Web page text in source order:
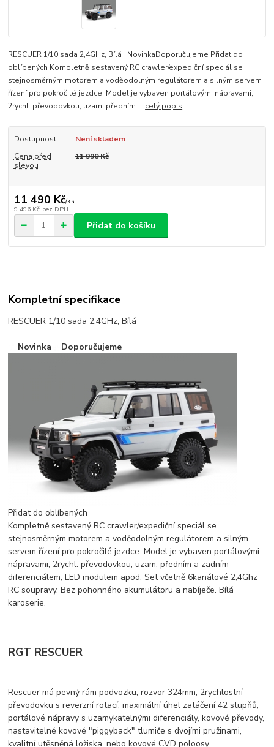
RESCUER 1/10 sada 2,4GHz, Bílá NovinkaDoporučujeme Přidat do
oblíbených Kompletně sestavený RC crawler/expediční speciál se
stejnosměrným motorem a voděodolným regulátorem a silným servem
řízení pro pokročilé jezdce. Model je vybaven portálovými nápravami,
2rychl. převodovkou, uzam. předním ... celý popis
Dostupnost
Není skladem
Cena před
slevou
11 990 Kč
11 490 Kč/ks
9 496 Kč bez DPH
Přidat do košíku
Kompletní specifikace
RESCUER 1/10 sada 2,4GHz, Bílá
Novinka Doporučujeme
Přidat do oblíbených
Kompletně sestavený RC crawler/expediční speciál se
stejnosměrným motorem a voděodolným regulátorem a silným
servem řízení pro pokročilé jezdce. Model je vybaven portálovými
nápravami, 2rychl. převodovkou, uzam. předním a zadním
diferenciálem, LED modulem apod. Set včetně 6kanálové 2,4Ghz
RC soupravy. Bez pohonného akumulátoru a nabíječe. Bílá
karoserie.
RGT RESCUER
Rescuer má pevný rám podvozku, rozvor 324mm, 2rychlostní
převodovku s reverzní rotací, maximální úhel zatáčení 42 stupňů,
portálové nápravy s uzamykatelnými diferenciály, kovové převody,
nastavitelné kovové "piggyback" tlumiče s dvojími pružinami,
kvalitní utěsněná ložiska, nebo kovové CVD poloosy.